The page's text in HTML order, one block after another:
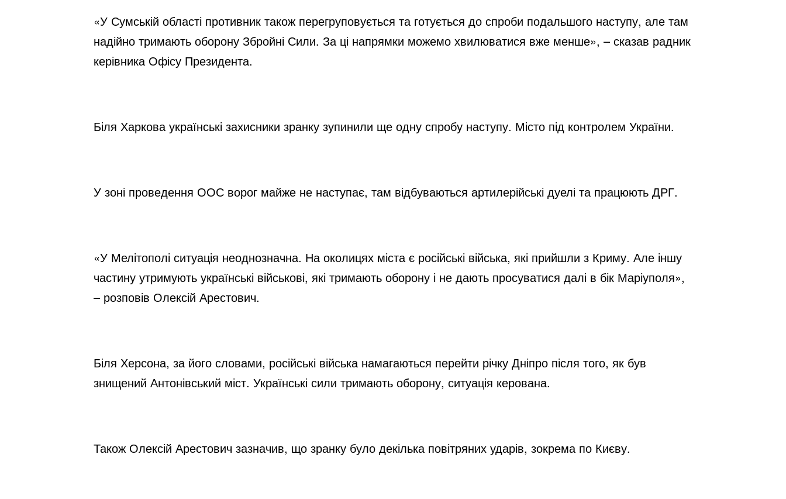
«У Сумській області противник також перегруповується та готується до спроби подальшого наступу, але там
надійно тримають оборону Збройні Сили. За ці напрямки можемо хвилюватися вже менше», – сказав радник
керівника Офісу Президента.
Біля Харкова українські захисники зранку зупинили ще одну спробу наступу. Місто під контролем України.
У зоні проведення ООС ворог майже не наступає, там відбуваються артилерійські дуелі та працюють ДРГ.
«У Мелітополі ситуація неоднозначна. На околицях міста є російські війська, які прийшли з Криму. Але іншу
частину утримують українські військові, які тримають оборону і не дають просуватися далі в бік Маріуполя»,
– розповів Олексій Арестович.
Біля Херсона, за його словами, російські війська намагаються перейти річку Дніпро після того, як був
знищений Антонівський міст. Українські сили тримають оборону, ситуація керована.
Також Олексій Арестович зазначив, що зранку було декілька повітряних ударів, зокрема по Києву.